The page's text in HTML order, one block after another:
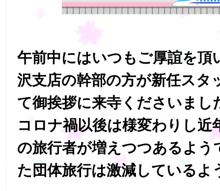
午前中にはいつもご厚誼を頂
沢支店の幹部の方が新任スタ
て御挨拶に来寺くださいまし
コロナ禍以後は様変わりし近
の旅行者が増えつつあるよう
た団体旅行は激減しているよ